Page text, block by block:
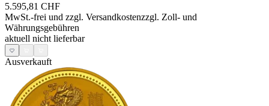
5.595,81 CHF
MwSt.-frei und zzgl. Versandkostenzzgl. Zoll- und
Währungsgebühren
aktuell nicht lieferbar
Ausverkauft